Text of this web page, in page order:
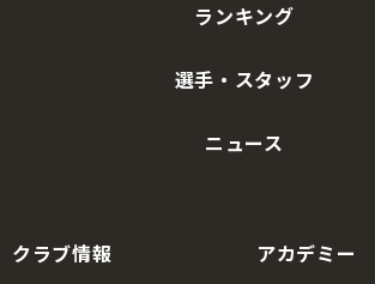
ランキング
選手・スタッフ
ニュース
クラブ情報 アカデミー